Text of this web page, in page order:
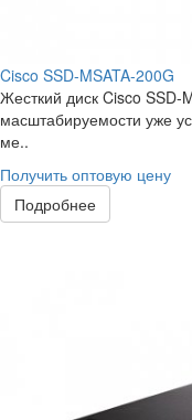
Cisco SSD-MSATA-200G
Жесткий диск Cisco SSD-
масштабируемости уже
ме..
Получить оптовую цену
Подробнее